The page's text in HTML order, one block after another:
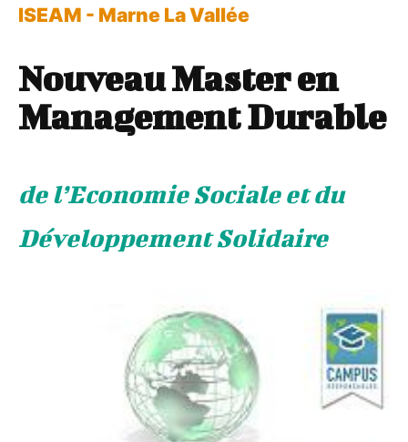
ISEAM - Marne La Vallée
Nouveau Master en
Management Durable
de l’Economie Sociale et du
Développement Solidaire